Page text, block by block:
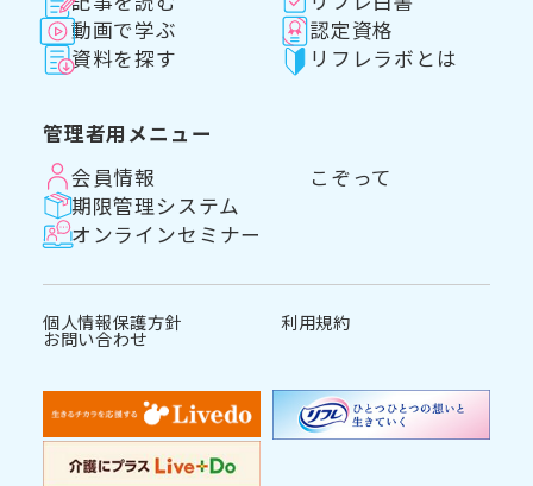
動画で学ぶ
資料を探す
認定資格
リフレラボとは
管理者用メニュー
会員情報
期限管理システム
オンラインセミナー
こぞって
個人情報保護方針 利用規約
お問い合わせ